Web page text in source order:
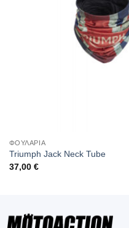
ΦΟΥΛΑΡΙΑ
Triumph Jack Neck Tube
37,00 €